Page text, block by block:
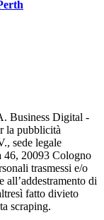
Business Digital -
la pubblicità
sede legale
46, 20093 Cologno
trasmessi e/o
di
fatto divieto
scraping.